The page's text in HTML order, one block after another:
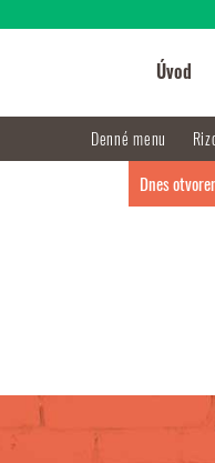
Úvod
Denné menu
Dnes